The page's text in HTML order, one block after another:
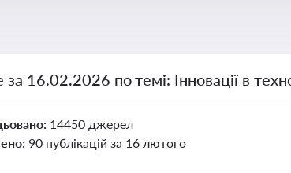
за 16.02.2026 по темі: Інновації в
14450 джерел
90 публікацій за 16 лютого